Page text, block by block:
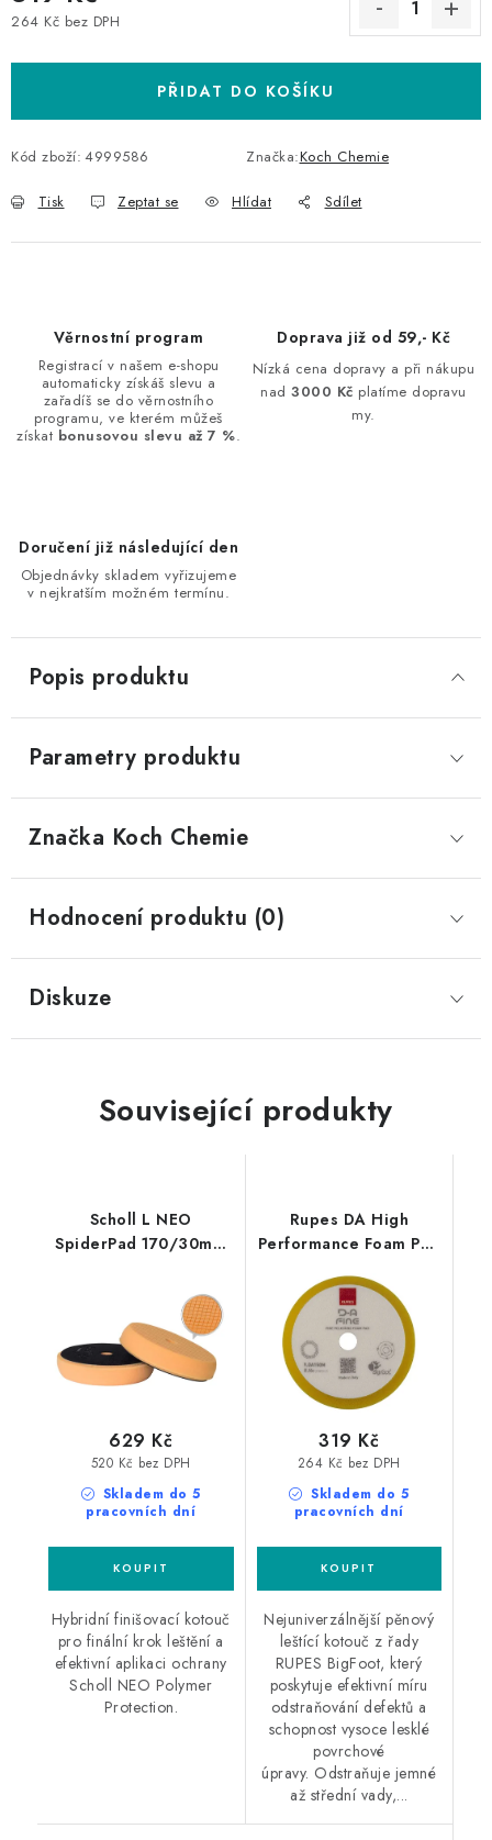
264 Kč bez DPH
PŘIDAT DO KOŠÍKU
Kód zboží: 4999586 Značka:Koch Chemie
Tisk Zeptat se Hlídat Sdílet
Věrnostní program
Registrací v našem e-shopu
automaticky získáš slevu a
zařadíš se do věrnostního
programu, ve kterém můžeš
získat bonusovou slevu až 7 %.
Doprava již od 59,- Kč
Nízká cena dopravy a při nákupu
nad3000 Kč platíme dopravu
my.
Doručení již následující den
Objednávky skladem vyřizujeme
v nejkratším možném termínu.
Popis produktu
Parametry produktu
Značka Koch Chemie
Hodnocení produktu (0)
Diskuze
Související produkty
Scholl L NEO
SpiderPad 170/30mm
Skladem do 5
pracovních dní
520 Kč bez DPH
629 Kč
Hybridní finišovací kotouč
pro finální krok leštění a
efektivní aplikaci ochrany
Scholl NEO Polymer
Protection.
Rupes DA High
Performance Foam Pad
kotouč
Skladem do 5
pracovních dní
264 Kč bez DPH
319 Kč
Nejuniverzálnější pěnový
leštící kotouč z řady
RUPES BigFoot, který
poskytuje efektivní míru
odstraňování defektů a
schopnost vysoce lesklé
povrchové
úpravy. Odstraňuje jemné
až střední vady,...